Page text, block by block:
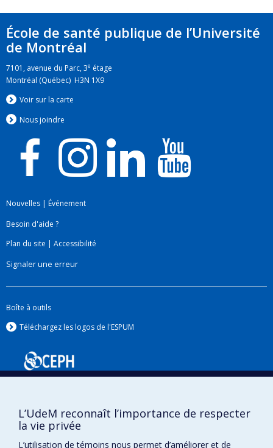
École de santé publique de l’Université
de Montréal
7101, avenue du Parc, 3e étage
Montréal (Québec) H3N 1X9
Voir sur la carte
Nous joindre
Nouvelles | Événement
Besoin d'aide ?
Plan du site | Accessibilité
Signaler une erreur
Boîte à outils
Téléchargez les logos de l'ESPUM
L’UdeM reconnaît l’importance de respecter
la vie privée
L’utilisation de témoins nous permet d’améliorer et de